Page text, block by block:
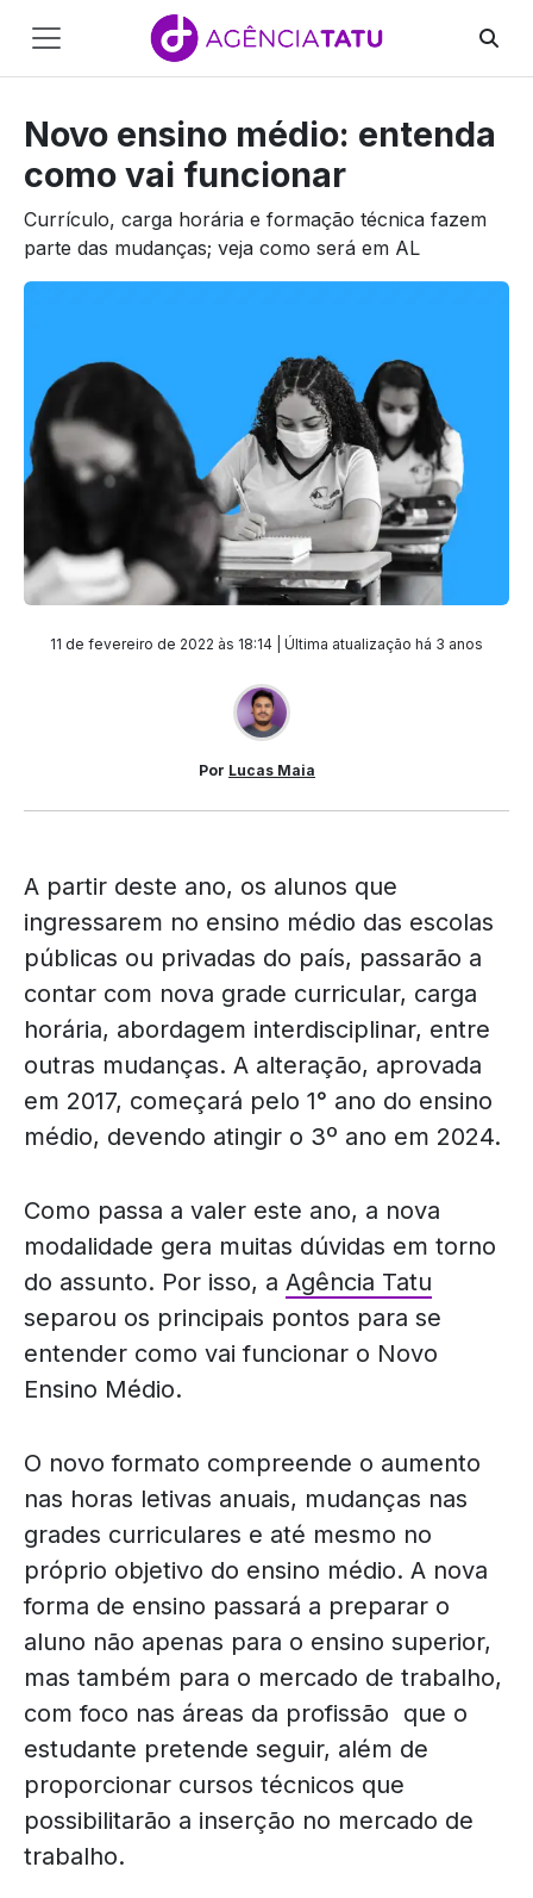
Pular para o conteúdo
Main
Navigation
Novo ensino médio: entenda
como vai funcionar
Currículo, carga horária e formação técnica fazem
parte das mudanças; veja como será em AL
11 de fevereiro de 2022 às 18:14 | Última atualização há 3 anos
Por Lucas Maia
A partir deste ano, os alunos que
ingressarem no ensino médio das escolas
públicas ou privadas do país, passarão a
contar com nova grade curricular, carga
horária, abordagem interdisciplinar, entre
outras mudanças. A alteração, aprovada
em 2017, começará pelo 1° ano do ensino
médio, devendo atingir o 3º ano em 2024.
Como passa a valer este ano, a nova
modalidade gera muitas dúvidas em torno
do assunto. Por isso, a Agência Tatu
separou os principais pontos para se
entender como vai funcionar o Novo
Ensino Médio.
O novo formato compreende o aumento
nas horas letivas anuais, mudanças nas
grades curriculares e até mesmo no
próprio objetivo do ensino médio. A nova
forma de ensino passará a preparar o
aluno não apenas para o ensino superior,
mas também para o mercado de trabalho,
com foco nas áreas da profissão que o
estudante pretende seguir, além de
proporcionar cursos técnicos que
possibilitarão a inserção no mercado de
trabalho.